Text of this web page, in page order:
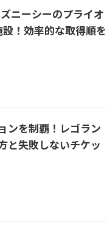
ニーシーのプライオ
！効率的な取得順を
ンを制覇！レゴラン
と失敗しないチケッ